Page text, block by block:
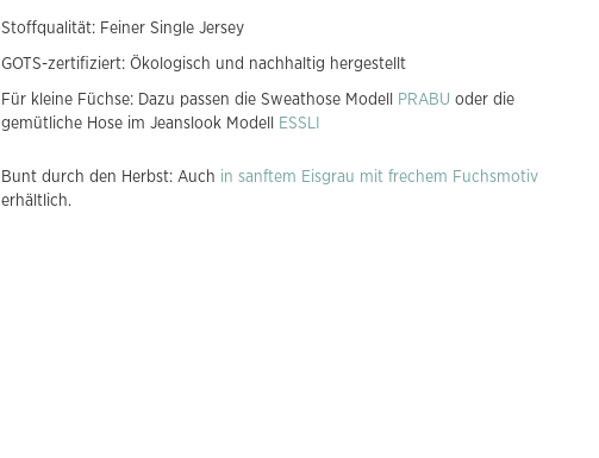
Stoffqualität: Feiner Single Jersey
GOTS-zertifiziert: Ökologisch und nachhaltig hergestellt
Für kleine Füchse: Dazu passen die Sweathose Modell PRABU oder die
gemütliche Hose im Jeanslook Modell
ESSLI
Bunt durch den Herbst: Auch in sanftem Eisgrau mit frechem Fuchsmotiv
erhältlich.